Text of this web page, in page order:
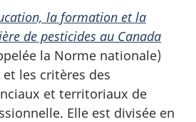
la formation et la
de pesticides au Canada
la Norme nationale)
les critères des
et territoriaux de
Elle est divisée en